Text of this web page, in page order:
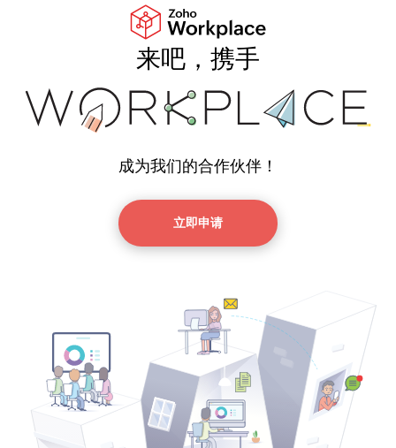
来吧，携手
成为我们的合作伙伴！
立即申请